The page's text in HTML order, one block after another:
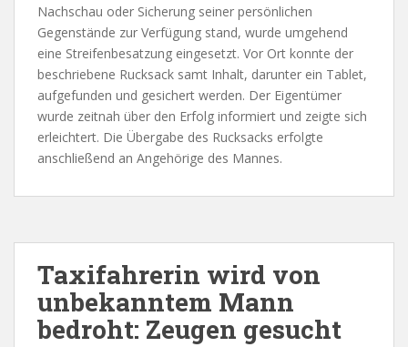
Nachschau oder Sicherung seiner persönlichen
Gegenstände zur Verfügung stand, wurde umgehend
eine Streifenbesatzung eingesetzt. Vor Ort konnte der
beschriebene Rucksack samt Inhalt, darunter ein Tablet,
aufgefunden und gesichert werden. Der Eigentümer
wurde zeitnah über den Erfolg informiert und zeigte sich
erleichtert. Die Übergabe des Rucksacks erfolgte
anschließend an Angehörige des Mannes.
Taxifahrerin wird von
unbekanntem Mann
bedroht: Zeugen gesucht